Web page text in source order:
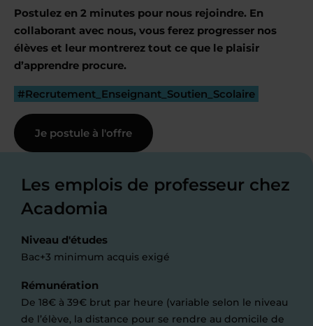
Postulez en 2 minutes pour nous rejoindre. En
collaborant avec nous, vous ferez progresser nos
élèves et leur montrerez tout ce que le plaisir
d’apprendre procure.
#Recrutement_Enseignant_Soutien_Scolaire
Je postule à l'offre
Les emplois de professeur chez
Acadomia
Niveau d'études
Bac+3 minimum acquis exigé
Rémunération
De 18€ à 39€ brut par heure (variable selon le niveau
de l’élève, la distance pour se rendre au domicile de